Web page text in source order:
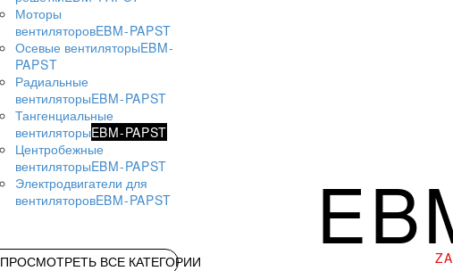
Моторы
вентиляторовEBM-PAPST
Осевые вентиляторыEBM-
PAPST
Радиальные
вентиляторыEBM-PAPST
Тангенциальные
вентиляторыEBM-PAPST
Центробежные
вентиляторыEBM-PAPST
Электродвигатели для
вентиляторовEBM-PAPST
ПРОСМОТРЕТЬ ВСЕ КАТЕГОРИИ